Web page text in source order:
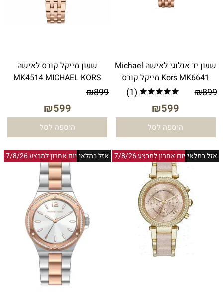
שעון יד אנלוגי לאישה Michael
Kors MK6641 מייקל קורס
₪899
₪599
(1)
הוספה לסל
שעון מייקל קורס לאישה
MK4514 MICHAEL KORS
₪899
₪599
הוספה לסל
יום אחרון למבצע 7/8/26אזל במלאי יום אחרון למבצע 7/8/26אזל במלאי